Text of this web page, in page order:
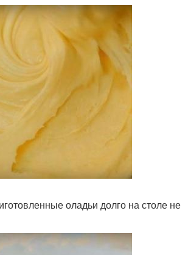
оладьи долго на столе не